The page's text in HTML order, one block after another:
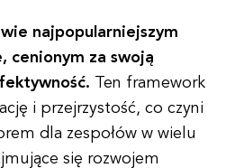
najpopularniejszym
cenionym za swoją
Ten framework
i przejrzystość, co czyni
dla zespołów w wielu
się rozwojem